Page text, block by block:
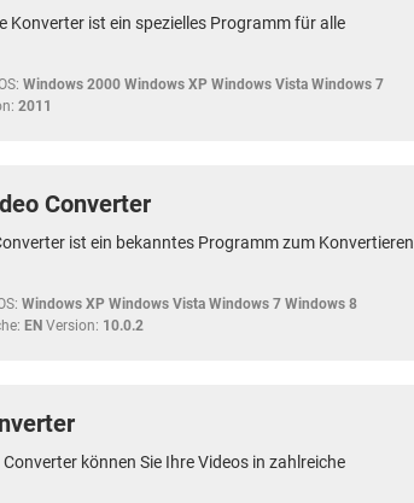
Konverter ist ein spezielles Programm für alle
Windows 2000 Windows XP Windows Vista Windows 7
2011
Converter
ist ein bekanntes Programm zum Konvertieren
Windows XP Windows Vista Windows 7 Windows 8
EN Version: 10.0.2
können Sie Ihre Videos in zahlreiche